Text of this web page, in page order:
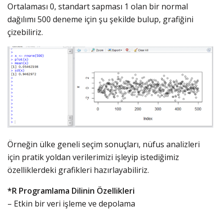
Ortalaması 0, standart sapması 1 olan bir normal
dağılımı 500 deneme için şu şekilde bulup, grafiğini
çizebiliriz.
Örneğin ülke geneli seçim sonuçları, nüfus analizleri
için pratik yoldan verilerimizi işleyip istediğimiz
özelliklerdeki grafikleri hazırlayabiliriz.
*R Programlama Dilinin Özellikleri
– Etkin bir veri işleme ve depolama